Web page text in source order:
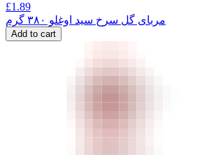
£1.89
مربای گل سرخ سید اوغلو ۳۸۰ گرم
Add to cart